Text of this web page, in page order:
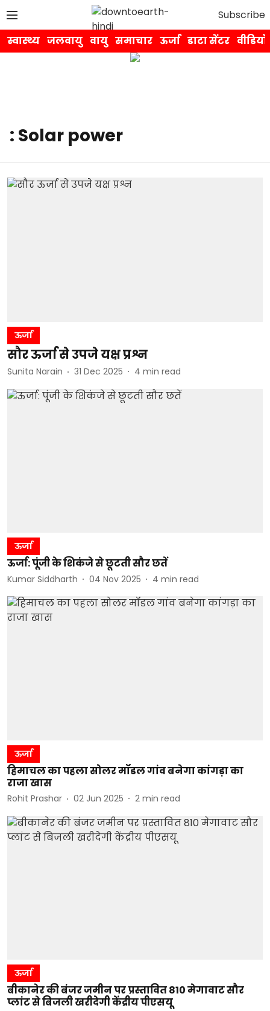
Subscribe
स्वास्थ्य जलवायु वायु समाचार ऊर्जा डाटा सेंटर वीडियो
: Solar power
ऊर्जा
सौर ऊर्जा से उपजे यक्ष प्रश्न
Sunita Narain 31 Dec 2025 4 min read
ऊर्जा
ऊर्जा: पूंजी के शिकंजे से छूटती सौर छतें
Kumar Siddharth 04 Nov 2025 4 min read
ऊर्जा
हिमाचल का पहला सोलर मॉडल गांव बनेगा कांगड़ा का
राजा खास
Rohit Prashar 02 Jun 2025 2 min read
ऊर्जा
बीकानेर की बंजर जमीन पर प्रस्तावित 810 मेगावाट सौर
प्लांट से बिजली खरीदेगी केंद्रीय पीएसयू